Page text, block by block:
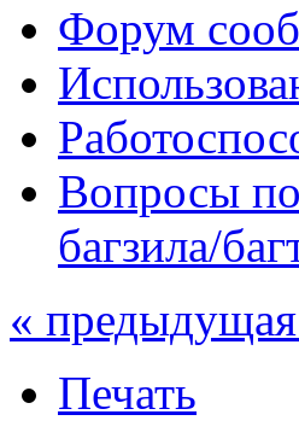
Форум
Вопросы
багзила/
«
Печать